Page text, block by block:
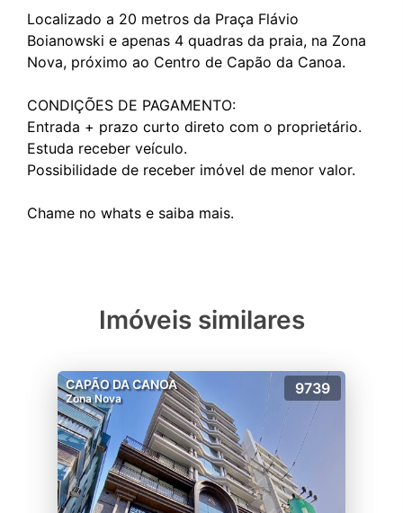
Localizado a 20 metros da Praça Flávio
Boianowski e apenas 4 quadras da praia, na Zona
Nova, próximo ao Centro de Capão da Canoa.
CONDIÇÕES DE PAGAMENTO:
Entrada + prazo curto direto com o proprietário.
Estuda receber veículo.
Possibilidade de receber imóvel de menor valor.
Imóveis similares
CAPÃO DA CANOA
Zona Nova
9739